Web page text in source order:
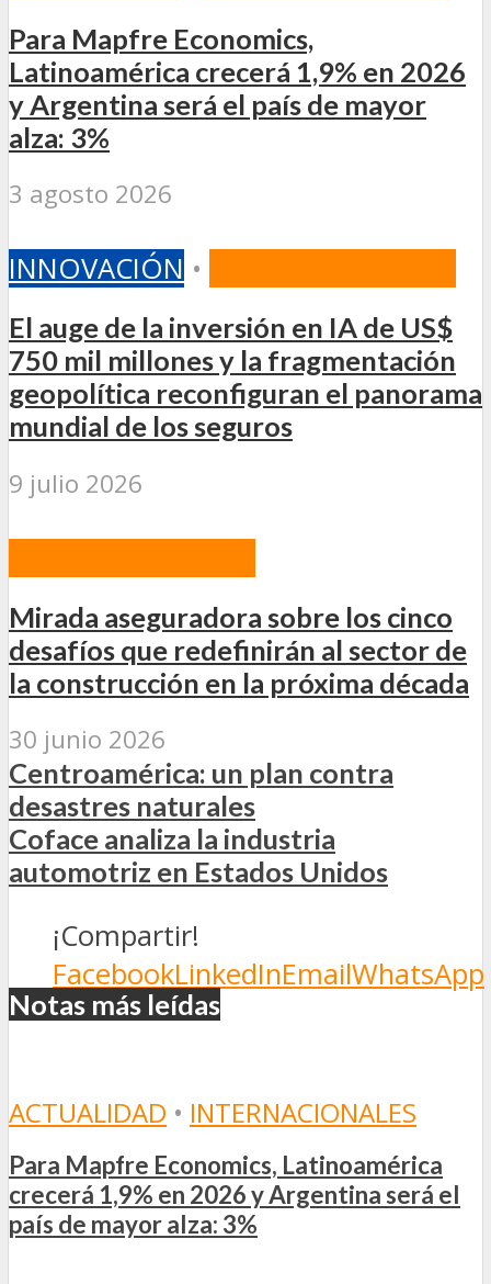
Para Mapfre Economics,
Latinoamérica crecerá 1,9% en 2026
y Argentina será el país de mayor
alza: 3%
3 agosto 2026
INNOVACIÓN •
El auge de la inversión en IA de US$
750 mil millones y la fragmentación
geopolítica reconfiguran el panorama
mundial de los seguros
9 julio 2026
Mirada aseguradora sobre los cinco
desafíos que redefinirán al sector de
la construcción en la próxima década
30 junio 2026
Centroamérica: un plan contra
desastres naturales
Coface analiza la industria
automotriz en Estados Unidos
¡Compartir!
FacebookLinkedInEmailWhatsApp
Notas más leídas
ACTUALIDAD • INTERNACIONALES
Para Mapfre Economics, Latinoamérica
crecerá 1,9% en 2026 y Argentina será el
país de mayor alza: 3%